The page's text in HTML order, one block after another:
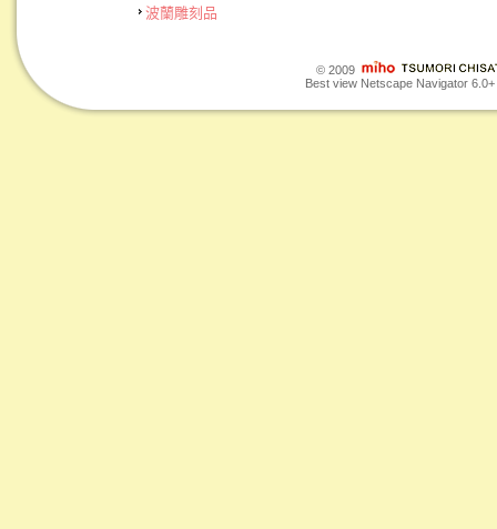
波蘭雕刻品
© 2009
Best view Netscape Navigator